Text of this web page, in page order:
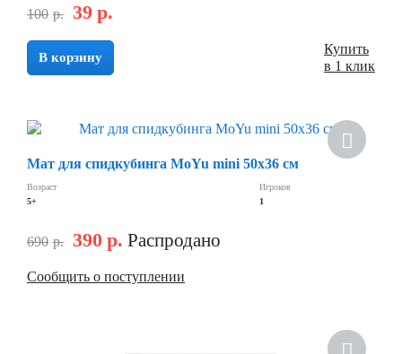
100 р. 39 р.
В корзину
Купить
в 1 клик
Мат для спидкубинга MoYu mini 50х36 см
Возраст
5+
Игроков
1
690 р. 390 р. Распродано
Сообщить о поступлении